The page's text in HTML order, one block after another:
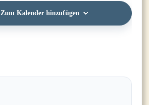
Zum Kalender hinzufügen